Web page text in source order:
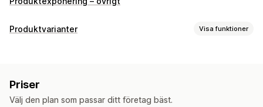
Produktvarianter Visa funktioner
Variantvisning
Priser
Välj den plan som passar ditt företag bäst.